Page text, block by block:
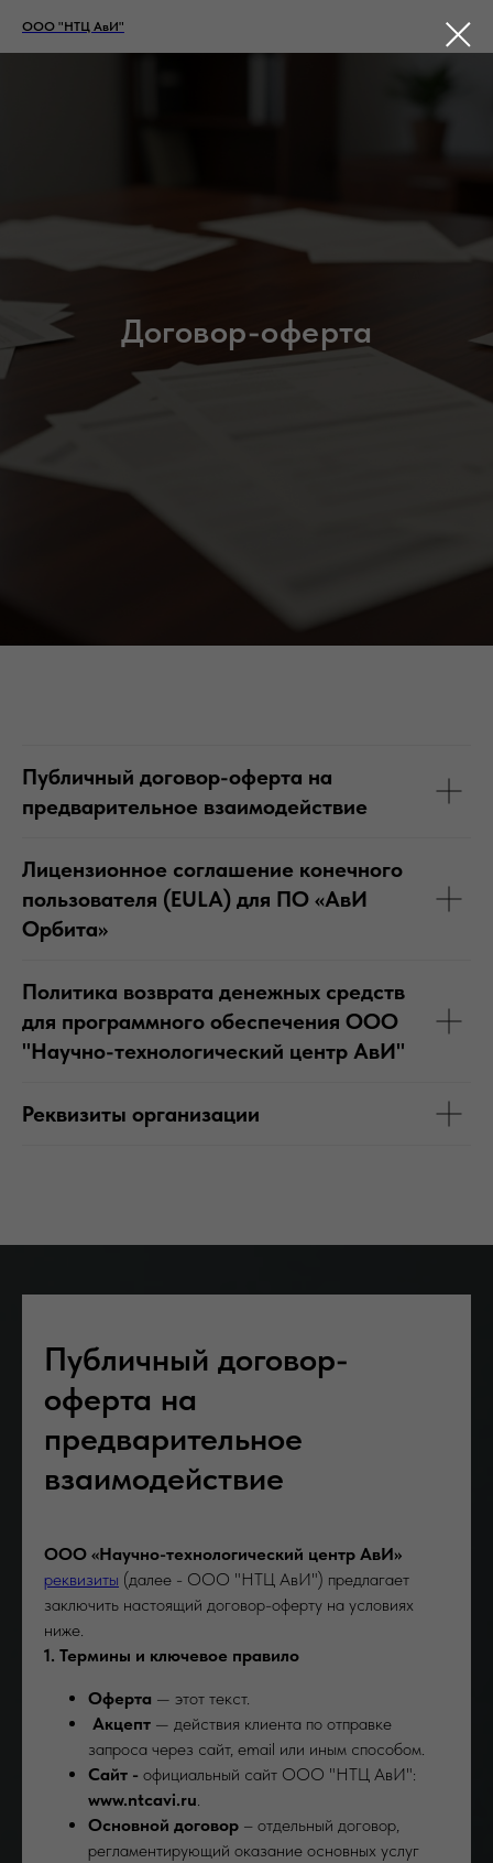
ООО "НТЦ АвИ"
Договор-оферта
Публичный договор-оферта на
предварительное взаимодействие
Лицензионное соглашение конечного
пользователя (EULA) для ПО «АвИ
Орбита»
Политика возврата денежных средств
для программного обеспечения ООО
"Научно-технологический центр АвИ"
Реквизиты организации
Публичный договор-
оферта на
предварительное
взаимодействие
ООО «Научно-технологический центр АвИ»
реквизиты (далее - ООО "НТЦ АвИ") предлагает
заключить настоящий договор-оферту на условиях
ниже.
1. Термины и ключевое правило
Оферта — этот текст.
Акцепт — действия клиента по отправке
запроса через сайт, email или иным способом.
Сайт - официальный сайт ООО "НТЦ АвИ":
www.ntcavi.ru
Основной договор – отдельный договор,
регламентирующий оказание основных услуг